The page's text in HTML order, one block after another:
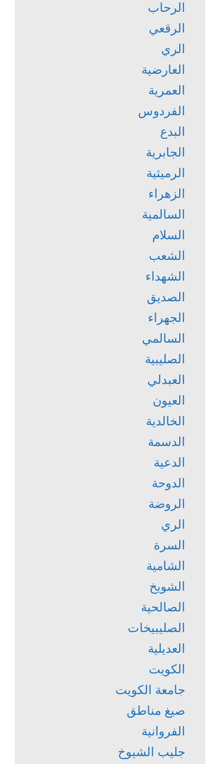
الرحاب
الرقعي
الري
العارضية
العمرية
الفردوس
البدع
الجابرية
الرميثية
الزهراء
السالمية
السلام
الشعب
الشهداء
الصديق
الجهراء
السالمي
الصليبية
العبدلي
العيون
الخالدية
الدسمة
الدعية
الدوحة
الروضة
الري
السرة
الشامية
الشويخ
الصالحية
الصليبيخات
العديلية
الكويت
جامعة الكويت
صيغ مناطق
الفروانية
جليب الشيوخ